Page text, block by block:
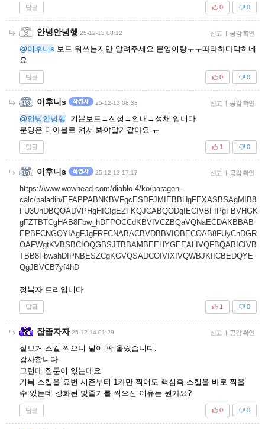
답글 0
0
안녕안녕헿 25-12-13 08:12 신고 | 공감 확인
@이후니s 보드 뭐쓰는지만 알려주세요 문양이랑ㅜㅜ따라하다막히네
요
답글 0
0
이후니s 25-12-13 08:33 신고 | 공감 확인
@안녕안녕헿 기본보드→신성→인내→성채 입니다
문양은 디아블로 켜서 봐야알거같아요 ㅠ
답글 0
1
이후니s 25-12-13 17:17 신고 | 공감 확인
https://www.wowhead.com/diablo-4/ko/paragon-
calc/paladin/EFAPPABNKBVFgcESDFJMIEBBHgFEXASBSAgMIB8
FU3UhDBQOADVPHgHICIgEZFKQJCABQODgIECIVBFIPgFBVHGK
gFZTBTCgHAB8Fbw_hDFPOCCdKBVIVCZBQaVQNaECDAKBBAB
EPBFCNGQYIAgFJgFRFCNABACBVDBBVIQBECOAB8FUyChDGR
OAFWgtKVBSBCIOQGBSJTBBAMBEEHYGEEALIVQFBQABICIVB
TBB8FbwahDIPNBESZCgKGVQSADCOIVIXIVQWBJKIICBEDQYE
QgJBVCB7yf4hD
정복자 트리입니다
답글 0
1
잠좀자자 25-12-14 01:29 신고 | 공감 확인
잘보거 스킬 찍으니 딜이 팍 올랐습니디.
감사합니다.
그런데 질문이 있는데요
기봌 스킬을 요번 시즌부터 1카만 찍어도 핵심족 스킬을 바로 찍을
수 있는데 강화된 빛줄기를 찍으신 이유는 뭔가요?
답글 0
0